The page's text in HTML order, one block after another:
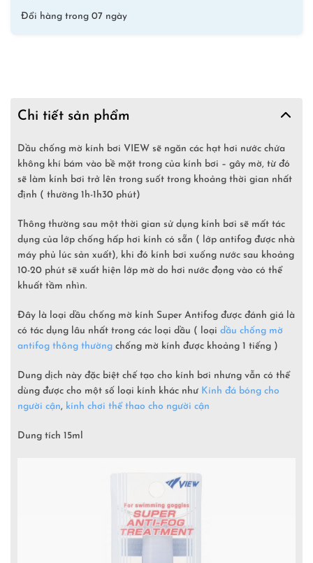
Japan
Đổi hàng trong 07 ngày
Chi tiết sản phẩm
Dầu chống mờ kính bơi VIEW sẽ ngăn các hạt hơi nước chứa
không khí bám vào bề mặt trong của kính bơi – gây mờ, từ đó
sẽ làm kính bơi trở lên trong suốt trong khoảng thời gian nhất
định ( thường 1h-1h30 phút)
Thông thường sau một thời gian sử dụng kính bơi sẽ mất tác
dụng của lớp chống hấp hơi kính có sẵn ( lớp antifog được nhà
máy phủ lúc sản xuất), khi đó kính bơi xuống nước sau khoảng
10-20 phút sẽ xuất hiện lớp mờ do hơi nước đọng vào có thể
khuất tầm nhìn.
Đây là loại dầu chống mờ kính Super Antifog được đánh giá là
có tác dụng lâu nhất trong các loại dầu ( loại dầu chống mờ
antifog thông thường chống mờ kính được khoảng 1 tiếng )
Dung dịch này đặc biệt chế tạo cho kính bơi nhưng vẫn có thể
dùng được cho một số loại kính khác như Kính đá bóng cho
người cận, kính chơi thể thao cho người cận
Dung tích 15ml